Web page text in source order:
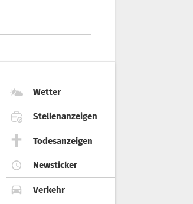
Wetter
Stellenanzeigen
Todesanzeigen
Newsticker
Verkehr